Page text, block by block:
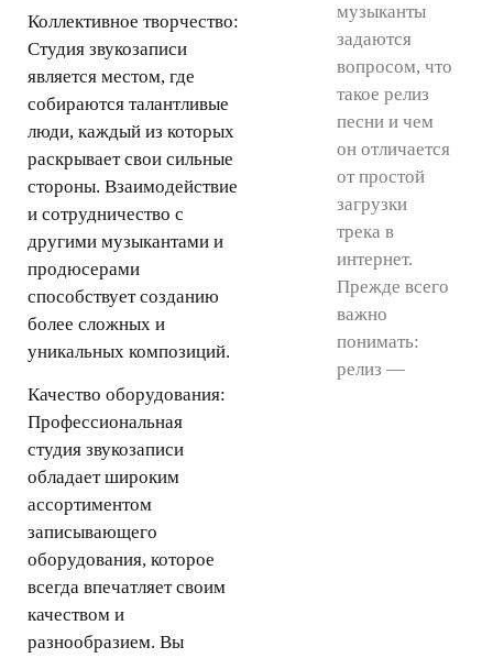
Коллективное творчество:
Студия звукозаписи
является местом, где
собираются талантливые
люди, каждый из которых
раскрывает свои сильные
стороны. Взаимодействие
и сотрудничество с
другими музыкантами и
продюсерами
способствует созданию
более сложных и
уникальных композиций.
Качество оборудования:
Профессиональная
студия звукозаписи
обладает широким
ассортиментом
записывающего
оборудования, которое
всегда впечатляет своим
качеством и
разнообразием. Вы
музыканты
задаются
вопросом, что
такое релиз
песни и чем
он отличается
от простой
загрузки
трека в
интернет.
Прежде всего
важно
понимать:
релиз —